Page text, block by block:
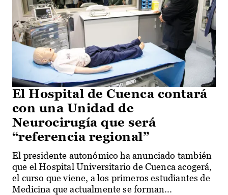
El Hospital de Cuenca contará
con una Unidad de
Neurocirugía que será
“referencia regional”
El presidente autonómico ha anunciado también
que el Hospital Universitario de Cuenca acogerá,
el curso que viene, a los primeros estudiantes de
Medicina que actualmente se forman...